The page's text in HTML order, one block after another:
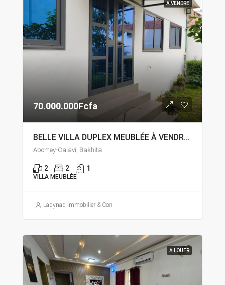
A VENDRE
70.000.000Fcfa
BELLE VILLA DUPLEX MEUBLÉE À VENDRE À ABOMEY – CALAVI BAKHITA FINAFA
Abomey-Calavi, Bakhita
2 2 1
VILLA MEUBLÉE
Ladynad Immobilier & Construction
A LOUER